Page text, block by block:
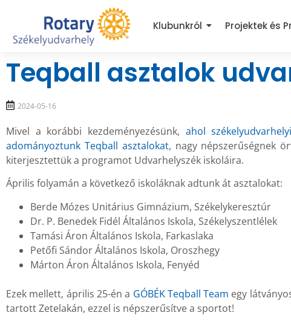
Klubunkról Projektek és
Teqball asztalok
2024-05-16
Mivel a korábbi kezdeményezésünk, ahol
adományoztunk Teqball asztalokat, nagy népszerűségnek
kiterjesztettük a programot Udvarhelyszék iskoláira.
Április folyamán a következő iskoláknak adtunk át asztalokat:
Berde Mózes Unitárius Gimnázium, Székelykeresztúr
Dr. P. Benedek Fidél Általános Iskola, Székelyszentlélek
Tamási Áron Általános Iskola, Farkaslaka
Petőfi Sándor Általános Iskola, Oroszhegy
Márton Áron Általános Iskola, Fenyéd
Ezek mellett, április 25-én a GÓBÉK Teqball Team egy
tartott Zetelakán, ezzel is népszerűsítve a sportot!